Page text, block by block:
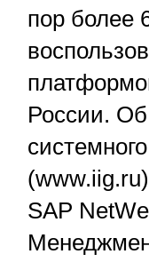
пор более
России. Об
SAP